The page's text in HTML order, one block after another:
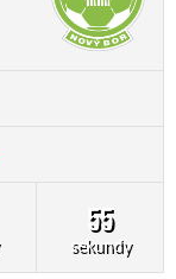
54
sekundy